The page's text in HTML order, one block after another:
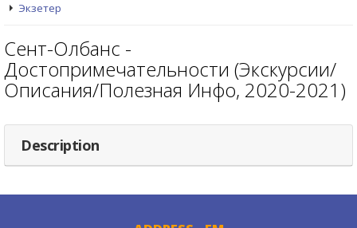
Экзетер
Сент-Олбанс -
Достопримечательности (Экскурсии/
Описания/Полезная Инфо, 2020-2021)
Description